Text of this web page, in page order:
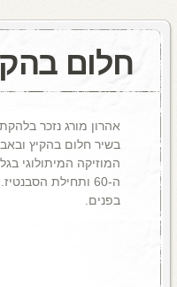
חלום
אהרון מורג נזכר
בשיר חלום בהקיץ
המוזיקה המיתולוגי
ה-60 ותחילת
בפנים.